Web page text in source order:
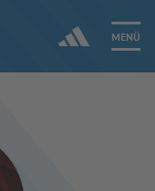
MENÜ